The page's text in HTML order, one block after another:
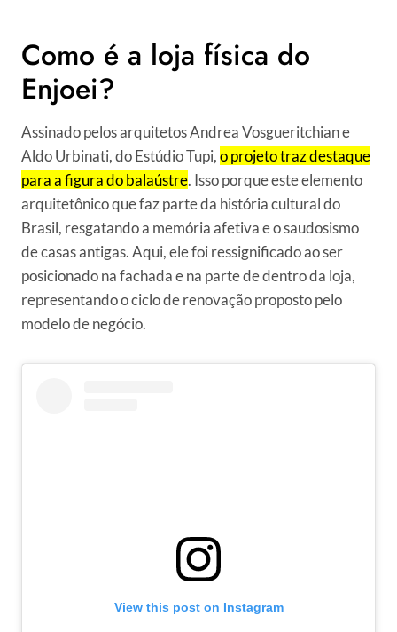
Como é a loja física do
Enjoei?
Assinado pelos arquitetos ​​Andrea Vosgueritchian e
Aldo Urbinati, do Estúdio Tupi,o projeto traz destaque
para a figura do balaústre. Isso porque este elemento
arquitetônico que faz parte da história cultural do
Brasil, resgatando a memória afetiva e o saudosismo
de casas antigas. Aqui, ele foi ressignificado ao ser
posicionado na fachada e na parte de dentro da loja,
representando o ciclo de renovação proposto pelo
modelo de negócio.
View this post on Instagram